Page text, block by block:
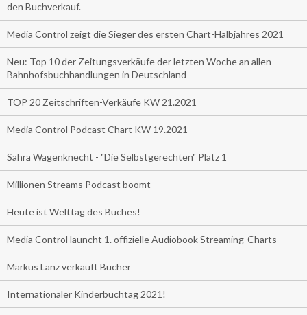
den Buchverkauf.
Media Control zeigt die Sieger des ersten Chart-Halbjahres 2021
Neu: Top 10 der Zeitungsverkäufe der letzten Woche an allen
Bahnhofsbuchhandlungen in Deutschland
TOP 20 Zeitschriften-Verkäufe KW 21.2021
Media Control Podcast Chart KW 19.2021
Sahra Wagenknecht - "Die Selbstgerechten" Platz 1
Millionen Streams Podcast boomt
Heute ist Welttag des Buches!
Media Control launcht 1. offizielle Audiobook Streaming-Charts
Markus Lanz verkauft Bücher
Internationaler Kinderbuchtag 2021!